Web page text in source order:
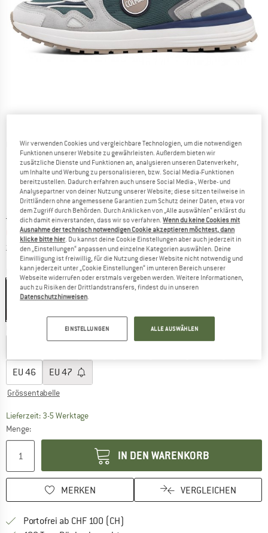
Detailansichten
Ursprünglicher Preis :
CHF132.95
Preis:
CHF79.77 inkl. MwSt., zollfreie Lieferung
zzgl. VersandkostenInformationen zu den Versandkosten. Öffnet sich in
Farbe:Stone Blue / Light Gray / Blue
EU 46 EU 47
Grössentabelle
Lieferzeit: 3-5 WerktageDer Link öffnet sich in einer Infobox und
Menge:
IN DEN WARENKORB
MERKEN VERGLEICHEN
Portofrei ab CHF 100 (CH)
Wir verwenden Cookies und vergleichbare Technologien, um die notwendigen
Funktionen unserer Website zu gewährleisten. Außerdem bieten wir
zusätzliche Dienste und Funktionen an, analysieren unseren Datenverkehr,
um Inhalte und Werbung zu personalisieren, bzw. Social Media-Funktionen
bereitzustellen. Dadurch erfahren auch unsere Social Media-, Werbe- und
Analysepartner von deiner Nutzung unserer Website; diese sitzen teilweise in
Drittländern ohne angemessene Garantien zum Schutz deiner Daten, etwa vor
dem Zugriff durch Behörden. Durch Anklicken von „Alle auswählen“ erklärst du
dich damit einverstanden, dass wir so verfahren.Wenn du keine Cookies mit
Ausnahme der technisch notwendigen Cookie akzeptieren möchtest, dann
klicke bitte hier. Du kannst deine Cookie Einstellungen aber auch jederzeit in
den „Einstellungen“ anpassen und einzelne Kategorien auswählen. Deine
Einwilligung ist freiwillig, für die Nutzung dieser Website nicht notwendig und
kann jederzeit unter „Cookie Einstellungen“ im unteren Bereich unserer
Webseite widerrufen oder erstmals vergeben werden. Weitere Informationen,
auch zu Risiken der Drittlandstransfers, findest du in unseren
Datenschutzhinweisen.
EINSTELLUNGEN ALLE AUSWÄHLEN